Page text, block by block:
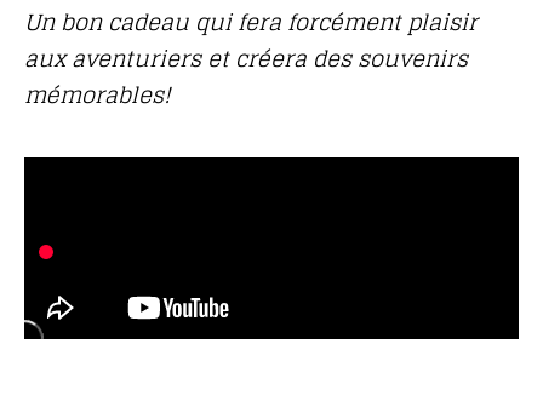
Un bon cadeau qui fera forcément plaisir
aux aventuriers et créera des souvenirs
mémorables!